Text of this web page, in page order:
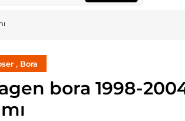
, Bora
bora 1998-